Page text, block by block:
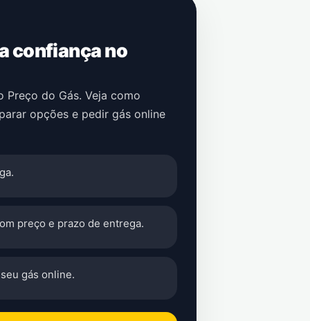
confiança no
do Gás. Veja como
opções e pedir gás online
preço e prazo de entrega.
gás online.